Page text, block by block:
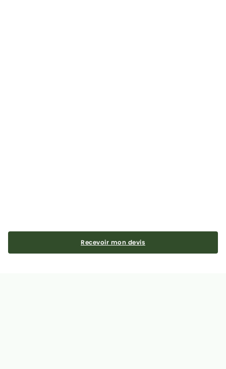
Recevoir mon devis